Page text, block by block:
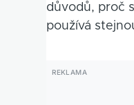
důvodů, proč
používá